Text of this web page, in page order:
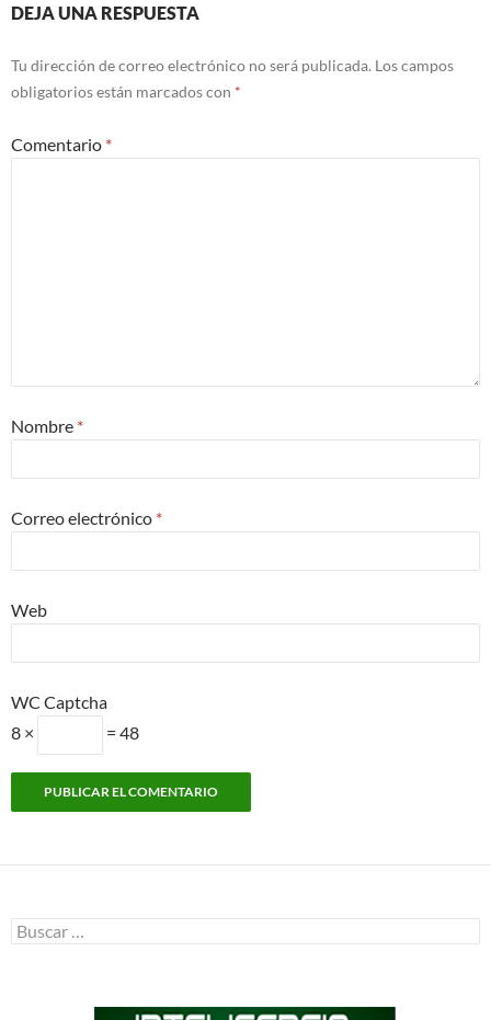
DEJA UNA RESPUESTA
Tu dirección de correo electrónico no será publicada. Los campos
obligatorios están marcados con *
Comentario *
Nombre *
Correo electrónico *
Web
WC Captcha
8 ×
= 48
Buscar: